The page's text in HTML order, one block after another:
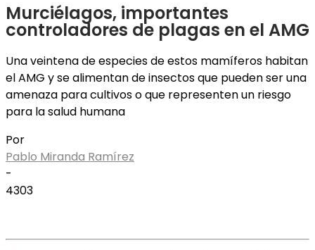
Murciélagos, importantes
controladores de plagas en el AMG
Una veintena de especies de estos mamíferos habitan
el AMG y se alimentan de insectos que pueden ser una
amenaza para cultivos o que representen un riesgo
para la salud humana
Por
Pablo Miranda Ramírez
-
4303